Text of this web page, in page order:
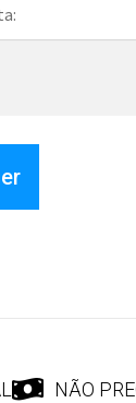
NÃO